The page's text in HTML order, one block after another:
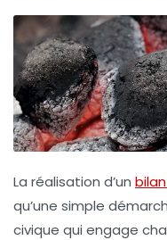
La réalisation d’un
qu’une simple
civique qui engage